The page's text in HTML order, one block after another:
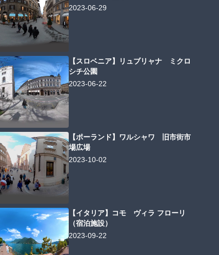
2023-06-29
【スロベニア】リュブリャナ ミクロ
シチ公園
2023-06-22
【ポーランド】ワルシャワ 旧市街市
場広場
2023-10-02
【イタリア】コモ ヴィラ フローリ
（宿泊施設）
2023-09-22